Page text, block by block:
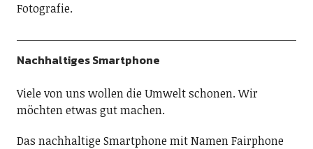
Fotografie.
Nachhaltiges Smartphone
Viele von uns wollen die Umwelt schonen. Wir
möchten etwas gut machen.
Das nachhaltige Smartphone mit Namen Fairphone